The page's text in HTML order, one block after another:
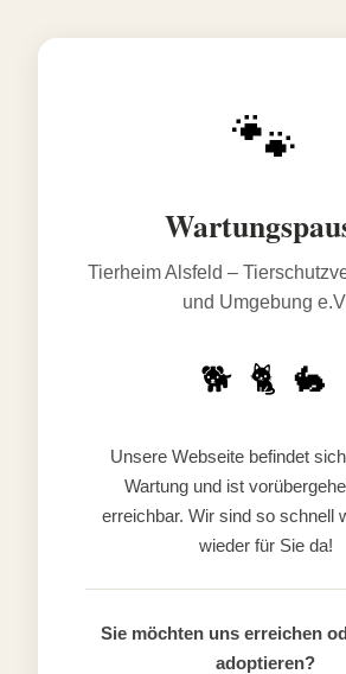
🐾
Tierheim Alsfeld –
und Umgebung
🐕 🐈 🐇
Unsere Webseite befindet
Wartung und ist
erreichbar. Wir sind so schnell
wieder für Sie da!
Sie möchten uns erreichen
adoptieren?